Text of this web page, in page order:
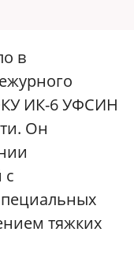
в
ИК-6 УФСИН
Он
с
тяжких